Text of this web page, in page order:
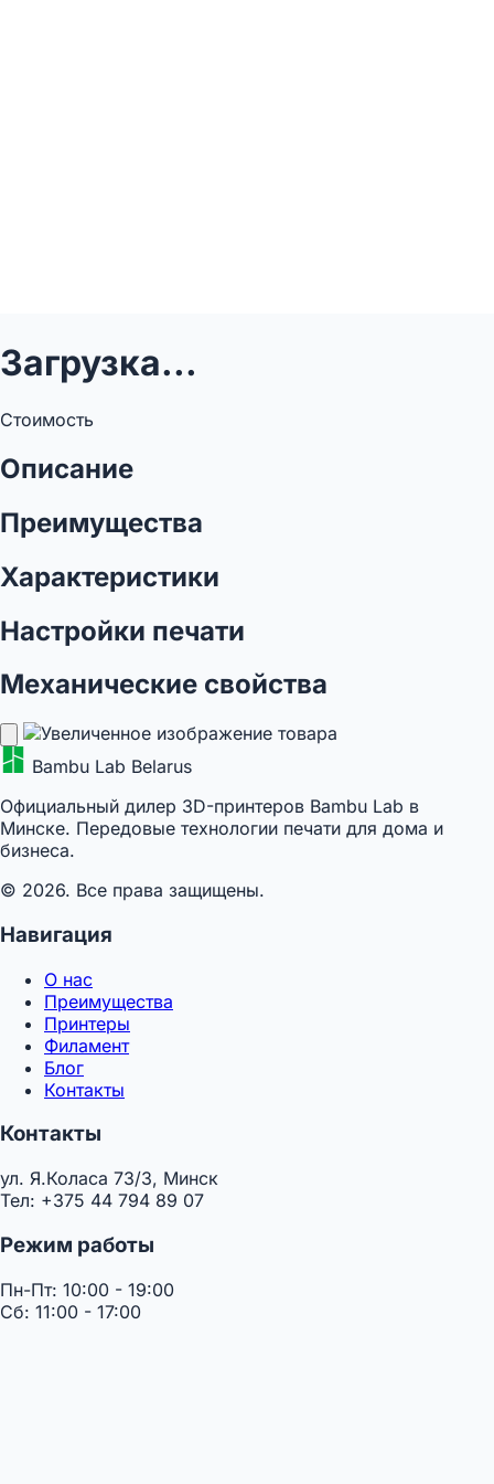
Загрузка...
Стоимость
Описание
Преимущества
Характеристики
Настройки печати
Механические свойства
Bambu Lab Belarus
Официальный дилер 3D-принтеров Bambu Lab в
Минске. Передовые технологии печати для дома и
бизнеса.
© 2026. Все права защищены.
Навигация
О нас
Преимущества
Принтеры
Филамент
Блог
Контакты
Контакты
ул. Я.Коласа 73/3, Минск
Тел: +375 44 794 89 07
Режим работы
Пн-Пт: 10:00 - 19:00
Сб: 11:00 - 17:00